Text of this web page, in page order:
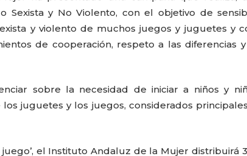
Sexista y No Violento, con el objetivo de
y violento de muchos juegos y juguetes y
de cooperación, respeto a las diferencias
sobre la necesidad de iniciar a niños y
juguetes y los juegos, considerados
juego’, el Instituto Andaluz de la Mujer distribuirá